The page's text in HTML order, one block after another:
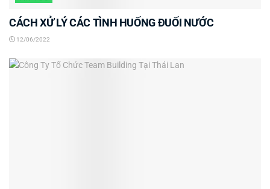
CÁCH XỬ LÝ CÁC TÌNH HUỐNG ĐUỐI NƯỚC
12/06/2022